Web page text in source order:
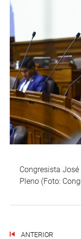
Congresista
Pleno (Foto:
ANTERIOR